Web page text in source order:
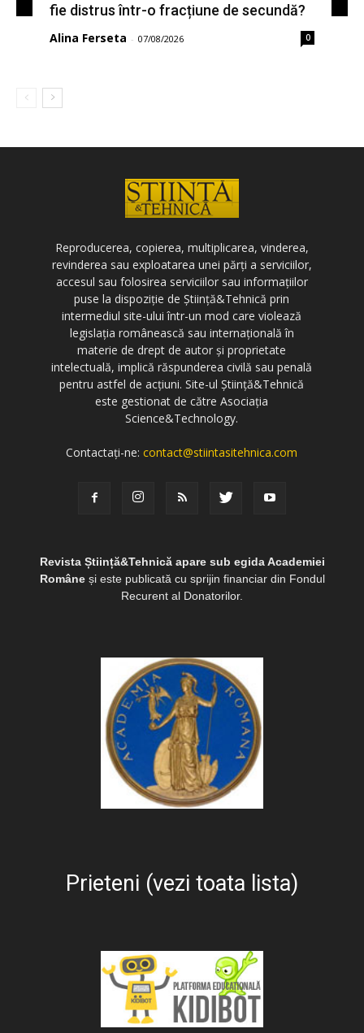
fie distrus într-o fracțiune de secundă?
Alina Ferseta - 07/08/2026 0
Reproducerea, copierea, multiplicarea, vinderea,
revinderea sau exploatarea unei părți a serviciilor,
accesul sau folosirea serviciilor sau informațiilor
puse la dispoziție de Știință&Tehnică prin
intermediul site-ului într-un mod care violează
legislația românească sau internațională în
materie de drept de autor și proprietate
intelectuală, implică răspunderea civilă sau penală
pentru astfel de acțiuni. Site-ul Știință&Tehnică
este gestionat de către Asociația
Science&Technology.
Contactați-ne:contact@stiintasitehnica.com
Revista Știință&Tehnică apare sub egida Academiei
Româneși este publicată cu sprijin financiar din Fondul
Recurent al Donatorilor.
Prieteni (vezi toata lista)